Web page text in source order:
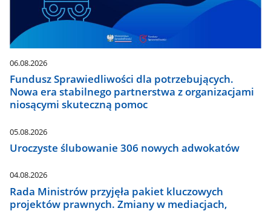
06.08.2026
Fundusz Sprawiedliwości dla potrzebujących.
Nowa era stabilnego partnerstwa z organizacjami
niosącymi skuteczną pomoc
05.08.2026
Uroczyste ślubowanie 306 nowych adwokatów
04.08.2026
Rada Ministrów przyjęła pakiet kluczowych
projektów prawnych. Zmiany w mediacjach,